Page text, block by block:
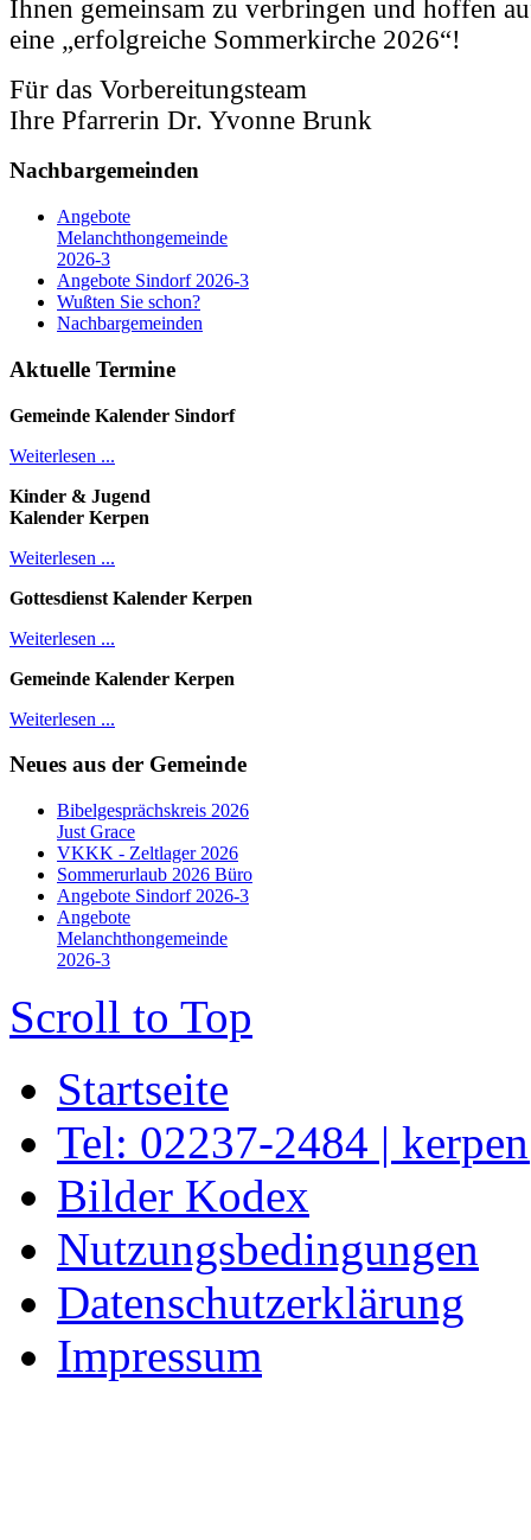
Ihnen gemeinsam zu verbringen und hoffen
eine „erfolgreiche Sommerkirche 2026“!
Für das Vorbereitungsteam
Ihre Pfarrerin Dr. Yvonne Brunk
Nachbargemeinden
Angebote
Melanchthongemeinde
2026-3
Angebote Sindorf 2026-3
Wußten Sie schon?
Nachbargemeinden
Aktuelle Termine
Gemeinde Kalender Sindorf
Weiterlesen ...
Kinder & Jugend
Kalender Kerpen
Weiterlesen ...
Gottesdienst Kalender Kerpen
Weiterlesen ...
Gemeinde Kalender Kerpen
Weiterlesen ...
Neues aus der Gemeinde
Bibelgesprächskreis 2026
Just Grace
VKKK - Zeltlager 2026
Sommerurlaub 2026 Büro
Angebote Sindorf 2026-3
Angebote
Melanchthongemeinde
2026-3
Scroll to Top
Startseite
Tel: 02237-2484 |
Bilder Kodex
Nutzungsbedingungen
Datenschutzerklärung
Impressum